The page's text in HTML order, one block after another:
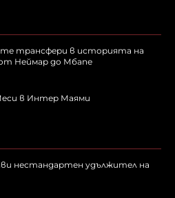
трансфери в историята на
Неймар до Мбапе
в Интер Маями
нестандартен удължител на